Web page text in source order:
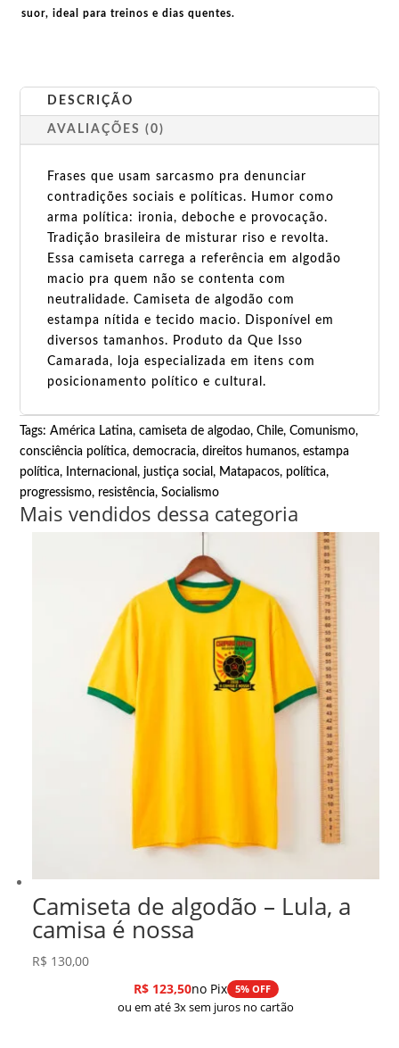
suor, ideal para treinos e dias quentes.
DESCRIÇÃO
AVALIAÇÕES (0)
Frases que usam sarcasmo pra denunciar
contradições sociais e políticas. Humor como
arma política: ironia, deboche e provocação.
Tradição brasileira de misturar riso e revolta.
Essa camiseta carrega a referência em algodão
macio pra quem não se contenta com
neutralidade. Camiseta de algodão com
estampa nítida e tecido macio. Disponível em
diversos tamanhos. Produto da Que Isso
Camarada, loja especializada em itens com
posicionamento político e cultural.
Tags:América Latina,camiseta de algodao,Chile,Comunismo,
consciência política,democracia,direitos humanos,estampa
política, Internacional,justiça social, Matapacos, política,
progressismo, resistência,Socialismo
Mais vendidos dessa categoria
Camiseta de algodão – Lula, a
camisa é nossa
R$ 130,00
R$123,50no Pix 5% OFF
ou em até 3x sem juros no cartão